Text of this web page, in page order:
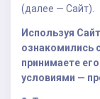
(далее — Сайт).
Используя
ознакомились
принимаете
условиями —